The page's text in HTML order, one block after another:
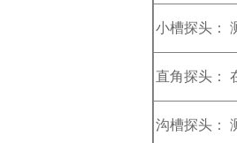
小槽探头：
直角探头：
沟槽探头：